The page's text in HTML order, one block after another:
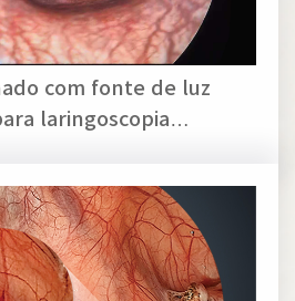
com fonte de luz
laringoscopia